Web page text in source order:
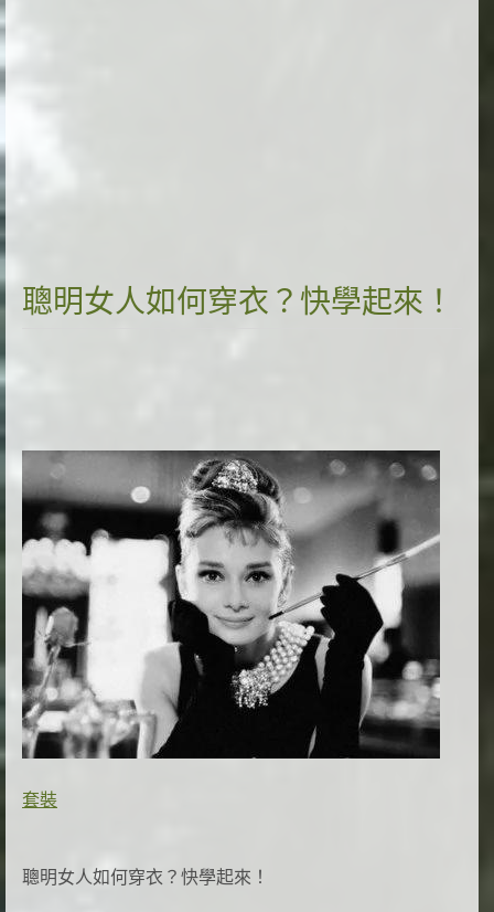
聰明女人如何穿衣？快學起來！
套裝
聰明女人如何穿衣？快學起來！